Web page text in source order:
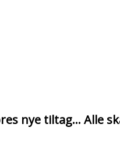
nye tiltag... Alle